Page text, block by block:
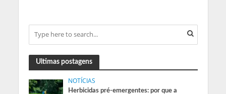
Ultimas postagens
NOTÍCIAS
Herbicidas pré-emergentes: por que a